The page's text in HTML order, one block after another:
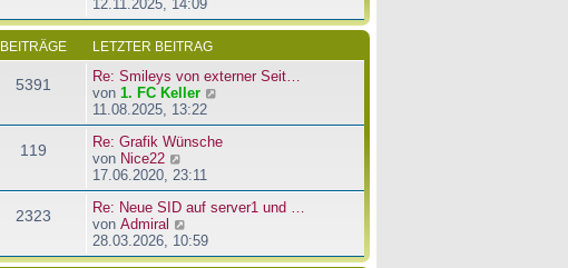
a
g
t
e
B
e
t
a
u
s
e
r
B
e
t
a
12.11.2025, 14:09
BEITRÄGE LETZTER BEITRAG
5391
Re: Smileys von externer Seit…
von 1. FC Keller
u
e
e
r
i
11.08.2025, 13:22
119
Re: Grafik Wünsche
von Nice22
e
u
e
s
t
e
17.06.2020, 23:11
2323
Re: Neue SID auf server1 und …
von Admiral
e
u
28.03.2026, 10:59